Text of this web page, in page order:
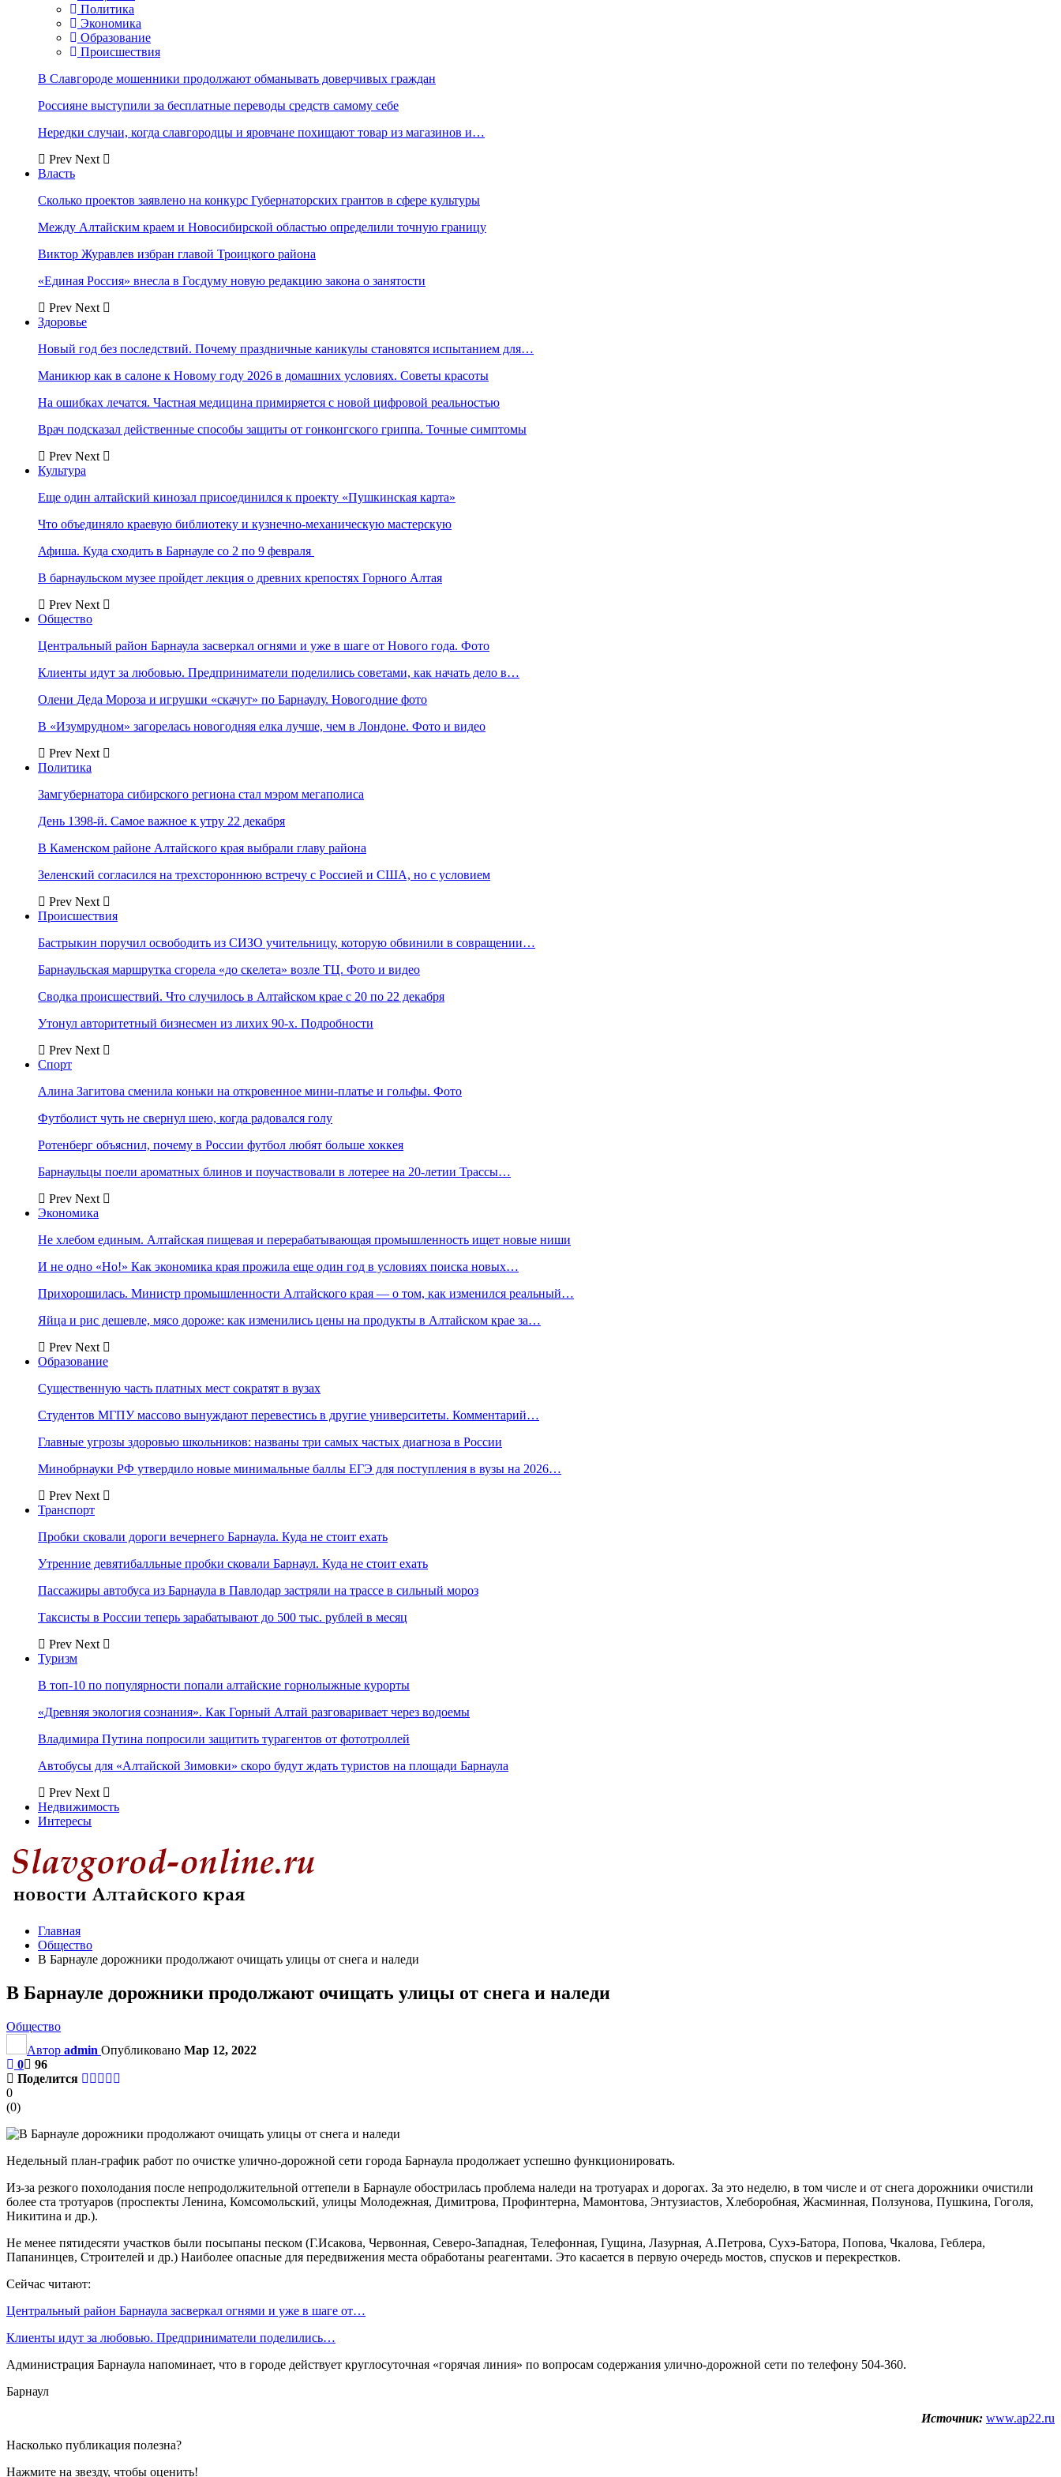
Политика
Экономика
Образование
Происшествия
В Славгороде мошенники продолжают обманывать доверчивых граждан
Россияне выступили за бесплатные переводы средств самому себе
Нередки случаи, когда славгородцы и яровчане похищают товар из магазинов и…
Prev Next
Власть
Сколько проектов заявлено на конкурс Губернаторских грантов в сфере культуры
Между Алтайским краем и Новосибирской областью определили точную границу
Виктор Журавлев избран главой Троицкого района
«Единая Россия» внесла в Госдуму новую редакцию закона о занятости
Prev Next
Здоровье
Новый год без последствий. Почему праздничные каникулы становятся испытанием для…
Маникюр как в салоне к Новому году 2026 в домашних условиях. Советы красоты
На ошибках лечатся. Частная медицина примиряется с новой цифровой реальностью
Врач подсказал действенные способы защиты от гонконгского гриппа. Точные симптомы
Prev Next
Культура
Еще один алтайский кинозал присоединился к проекту «Пушкинская карта»
Что объединяло краевую библиотеку и кузнечно-механическую мастерскую
Афиша. Куда сходить в Барнауле со 2 по 9 февраля
В барнаульском музее пройдет лекция о древних крепостях Горного Алтая
Prev Next
Общество
Центральный район Барнаула засверкал огнями и уже в шаге от Нового года. Фото
Клиенты идут за любовью. Предприниматели поделились советами, как начать дело в…
Олени Деда Мороза и игрушки «скачут» по Барнаулу. Новогодние фото
В «Изумрудном» загорелась новогодняя елка лучше, чем в Лондоне. Фото и видео
Prev Next
Политика
Замгубернатора сибирского региона стал мэром мегаполиса
День 1398-й. Самое важное к утру 22 декабря
В Каменском районе Алтайского края выбрали главу района
Зеленский согласился на трехстороннюю встречу с Россией и США, но с условием
Prev Next
Происшествия
Бастрыкин поручил освободить из СИЗО учительницу, которую обвинили в совращении…
Барнаульская маршрутка сгорела «до скелета» возле ТЦ. Фото и видео
Сводка происшествий. Что случилось в Алтайском крае с 20 по 22 декабря
Утонул авторитетный бизнесмен из лихих 90-х. Подробности
Prev Next
Спорт
Алина Загитова сменила коньки на откровенное мини-платье и гольфы. Фото
Футболист чуть не свернул шею, когда радовался голу
Ротенберг объяснил, почему в России футбол любят больше хоккея
Барнаульцы поели ароматных блинов и поучаствовали в лотерее на 20-летии Трассы…
Prev Next
Экономика
Не хлебом единым. Алтайская пищевая и перерабатывающая промышленность ищет новые ниши
И не одно «Но!» Как экономика края прожила еще один год в условиях поиска новых…
Прихорошилась. Министр промышленности Алтайского края — о том, как изменился реальный…
Яйца и рис дешевле, мясо дороже: как изменились цены на продукты в Алтайском крае за…
Prev Next
Образование
Существенную часть платных мест сократят в вузах
Студентов МГПУ массово вынуждают перевестись в другие университеты. Комментарий…
Главные угрозы здоровью школьников: названы три самых частых диагноза в России
Минобрнауки РФ утвердило новые минимальные баллы ЕГЭ для поступления в вузы на 2026…
Prev Next
Транспорт
Пробки сковали дороги вечернего Барнаула. Куда не стоит ехать
Утренние девятибалльные пробки сковали Барнаул. Куда не стоит ехать
Пассажиры автобуса из Барнаула в Павлодар застряли на трассе в сильный мороз
Таксисты в России теперь зарабатывают до 500 тыс. рублей в месяц
Prev Next
Туризм
В топ-10 по популярности попали алтайские горнолыжные курорты
«Древняя экология сознания». Как Горный Алтай разговаривает через водоемы
Владимира Путина попросили защитить турагентов от фототроллей
Автобусы для «Алтайской Зимовки» скоро будут ждать туристов на площади Барнаула
Prev Next
Недвижимость
Интересы
Главная
Общество
В Барнауле дорожники продолжают очищать улицы от снега и наледи
В Барнауле дорожники продолжают очищать улицы от снега и наледи
Общество
Автор admin Опубликовано Мар 12, 2022
0
96
Поделится
0
(0)
Недельный план-график работ по очистке улично-дорожной сети города Барнаула продолжает успешно функционировать.
Из-за резкого похолодания после непродолжительной оттепели в Барнауле обострилась проблема наледи на тротуарах и дорогах. За это неделю, в том числе и от снега дорожники очистили
более ста тротуаров (проспекты Ленина, Комсомольский, улицы Молодежная, Димитрова, Профинтерна, Мамонтова, Энтузиастов, Хлеборобная, Жасминная, Ползунова, Пушкина, Гоголя,
Никитина и др.).
Не менее пятидесяти участков были посыпаны песком (Г.Исакова, Червонная, Северо-Западная, Телефонная, Гущина, Лазурная, А.Петрова, Сухэ-Батора, Попова, Чкалова, Геблера,
Папанинцев, Строителей и др.) Наиболее опасные для передвижения места обработаны реагентами. Это касается в первую очередь мостов, спусков и перекрестков.
Сейчас читают:
Центральный район Барнаула засверкал огнями и уже в шаге от…
Клиенты идут за любовью. Предприниматели поделились…
Администрация Барнаула напоминает, что в городе действует круглосуточная «горячая линия» по вопросам содержания улично-дорожной сети по телефону 504-360.
Барнаул
Источник: www.ap22.ru
Насколько публикация полезна?
Нажмите на звезду, чтобы оценить!